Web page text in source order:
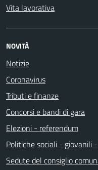
Vita lavorativa
NOVITÀ
Notizie
Coronavirus
Tributi e finanze
Concorsi e bandi di gara
Elezioni - referendum
Politiche sociali - giovanili
Sedute del consiglio